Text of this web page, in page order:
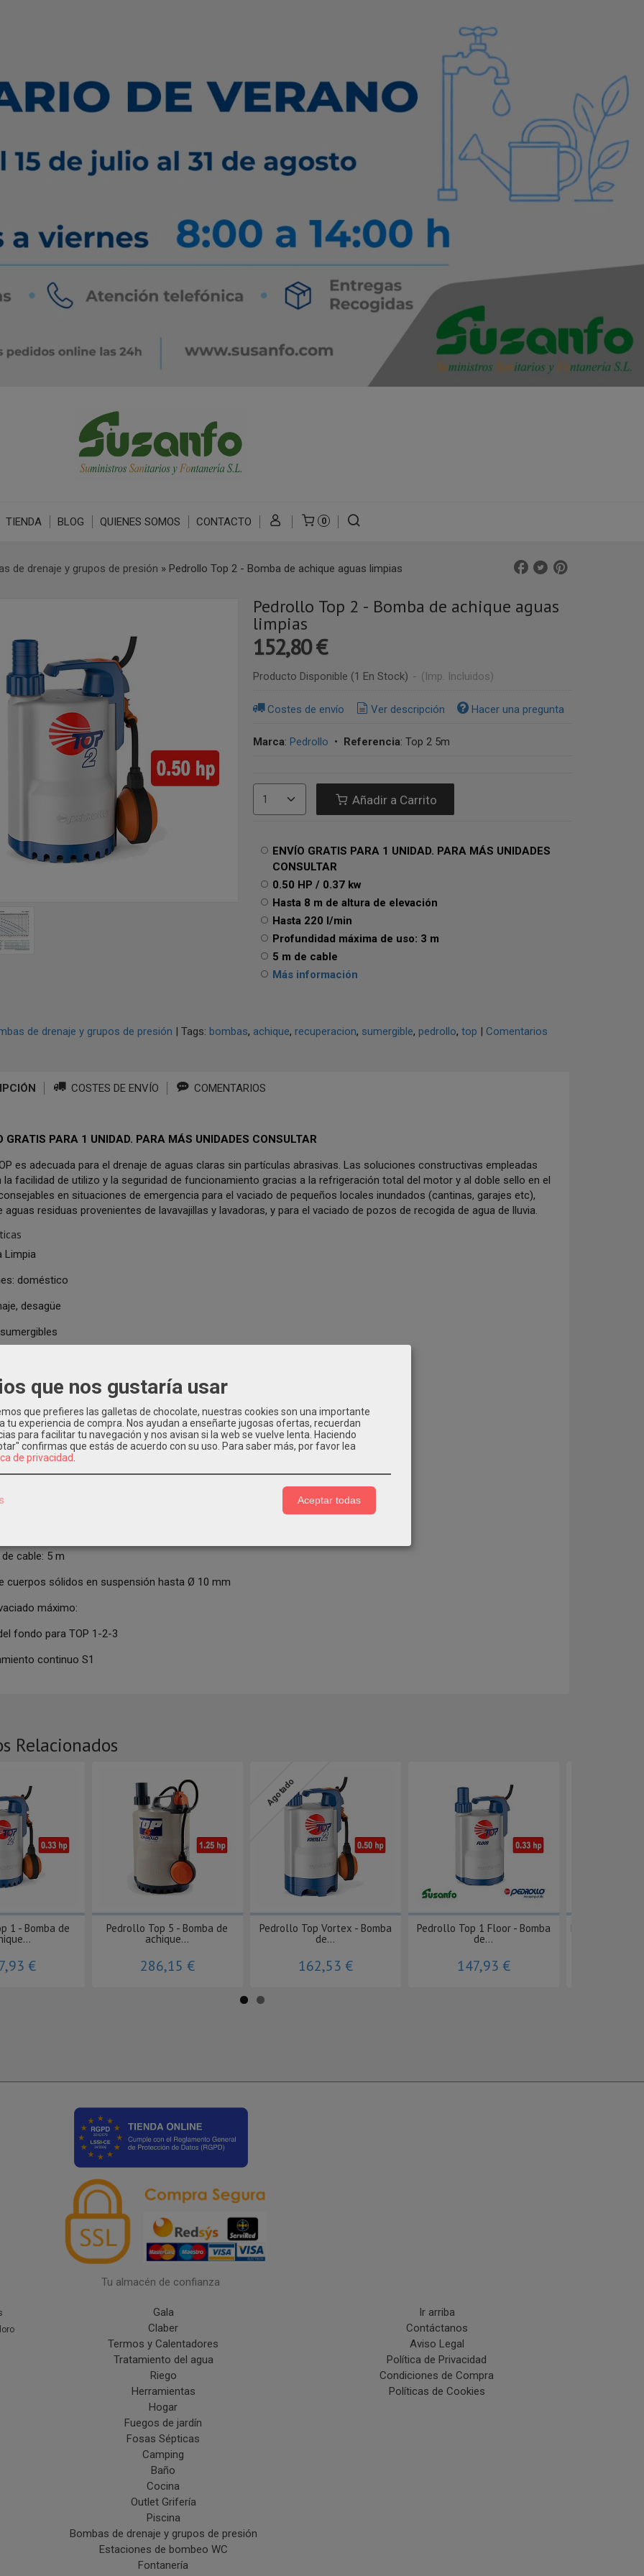
TIENDA BLOG QUIENES SOMOS CONTACTO 0
de drenaje y grupos de presión » Pedrollo Top 2 - Bomba de achique aguas limpias
Pedrollo Top 2 - Bomba de achique aguas
limpias
152,80 €
Producto Disponible (1 En Stock) - (Imp. Incluidos)
Costes de envío Ver descripción Hacer una pregunta
Marca: Pedrollo • Referencia: Top 2 5m
Añadir a Carrito
ENVÍO GRATIS PARA 1 UNIDAD. PARA MÁS UNIDADES
CONSULTAR
0.50 HP / 0.37 kw
Hasta 8 m de altura de elevación
Hasta 220 l/min
Profundidad máxima de uso: 3 m
5 m de cable
Más información
de drenaje y grupos de presión | Tags: bombas achique recuperacion sumergible pedrollo top | Comentarios
COSTES DE ENVÍO COMENTARIOS
GRATIS PARA 1 UNIDAD. PARA MÁS UNIDADES CONSULTAR
es adecuada para el drenaje de aguas claras sin partículas abrasivas. Las soluciones constructivas empleadas
la facilidad de utilizo y la seguridad de funcionamiento gracias a la refrigeración total del motor y al doble sello en el
en situaciones de emergencia para el vaciado de pequeños locales inundados (cantinas, garajes etc),
aguas residuas provenientes de lavavajillas y lavadoras, y para el vaciado de pozos de recogida de agua de lluvia.
Limpia
doméstico
desagüe
hasta 220 l/min
manométrica hasta 8 m
empleo:
del líquido hasta +40 °C
máxima de utilizo:
cable: 5 m
cuerpos sólidos en suspensión hasta Ø 10 mm
máximo:
fondo para TOP 1-2-3
continuo S1
Relacionados
1 - Bomba de
€
Pedrollo Top 5 - Bomba de
achique...
286,15 €
Agotado
Pedrollo Top Vortex - Bomba
de...
162,53 €
Pedrollo Top 1 Floor - Bomba
de...
147,93 €
Tu almacén de confianza
Gala
Claber
Termos y Calentadores
Tratamiento del agua
Riego
Herramientas
Hogar
Fuegos de jardín
Fosas Sépticas
Camping
Baño
Cocina
Outlet Grifería
Piscina
Bombas de drenaje y grupos de presión
Estaciones de bombeo WC
Fontanería
Ir arriba
Contáctanos
Aviso Legal
Política de Privacidad
Condiciones de Compra
Políticas de Cookies
que nos gustaría usar
que prefieres las galletas de chocolate, nuestras cookies son una importante
tu experiencia de compra. Nos ayudan a enseñarte jugosas ofertas, recuerdan
para facilitar tu navegación y nos avisan si la web se vuelve lenta. Haciendo
confirmas que estás de acuerdo con su uso. Para saber más, por favor lea
de privacidad
Aceptar todas